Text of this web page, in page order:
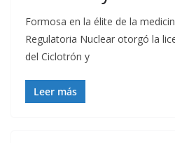
Formosa en la élite de la
Regulatoria Nuclear otorgó la
del Ciclotrón y
Leer más